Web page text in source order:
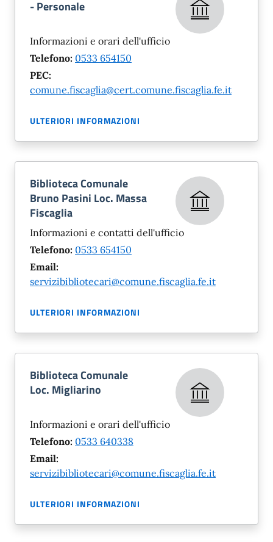
- Personale
Informazioni e orari dell'ufficio
Telefono: 0533 654150
PEC:
comune.fiscaglia@cert.comune.fiscaglia.fe.it
ULTERIORI INFORMAZIONI
Biblioteca Comunale
Bruno Pasini Loc. Massa
Fiscaglia
Informazioni e contatti dell'ufficio
Telefono: 0533 654150
Email:
servizibibliotecari@comune.fiscaglia.fe.it
ULTERIORI INFORMAZIONI
Biblioteca Comunale
Loc. Migliarino
Informazioni e orari dell'ufficio
Telefono: 0533 640338
Email:
servizibibliotecari@comune.fiscaglia.fe.it
ULTERIORI INFORMAZIONI